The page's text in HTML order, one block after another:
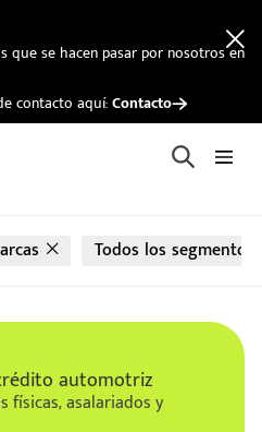
que se hacen pasar por nosotros en
contacto aquí:Contacto
Todos los segmentos
automotriz
físicas, asalariados y